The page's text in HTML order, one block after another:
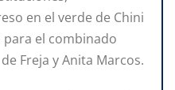
en el verde de Chini
para el combinado
Freja y Anita Marcos.